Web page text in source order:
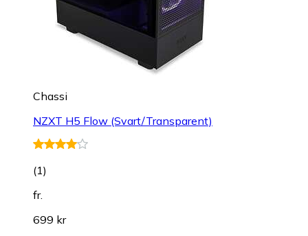
Chassi
NZXT H5 Flow (Svart/Transparent)
(1)
fr.
699 kr